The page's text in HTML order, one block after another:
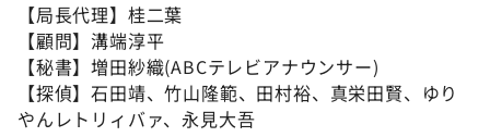
【局長代理】桂二葉
【顧問】溝端淳平
【秘書】増田紗織(ABCテレビアナウンサー)
【探偵】石田靖、竹山隆範、田村裕、真栄田賢、ゆり
やんレトリィバァ、永見大吾